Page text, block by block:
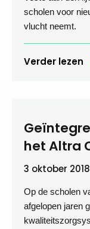
scholen voor
vlucht neemt.
Verder lezen
het Altra
3 oktober 2018
Op de scholen
afgelopen jaren